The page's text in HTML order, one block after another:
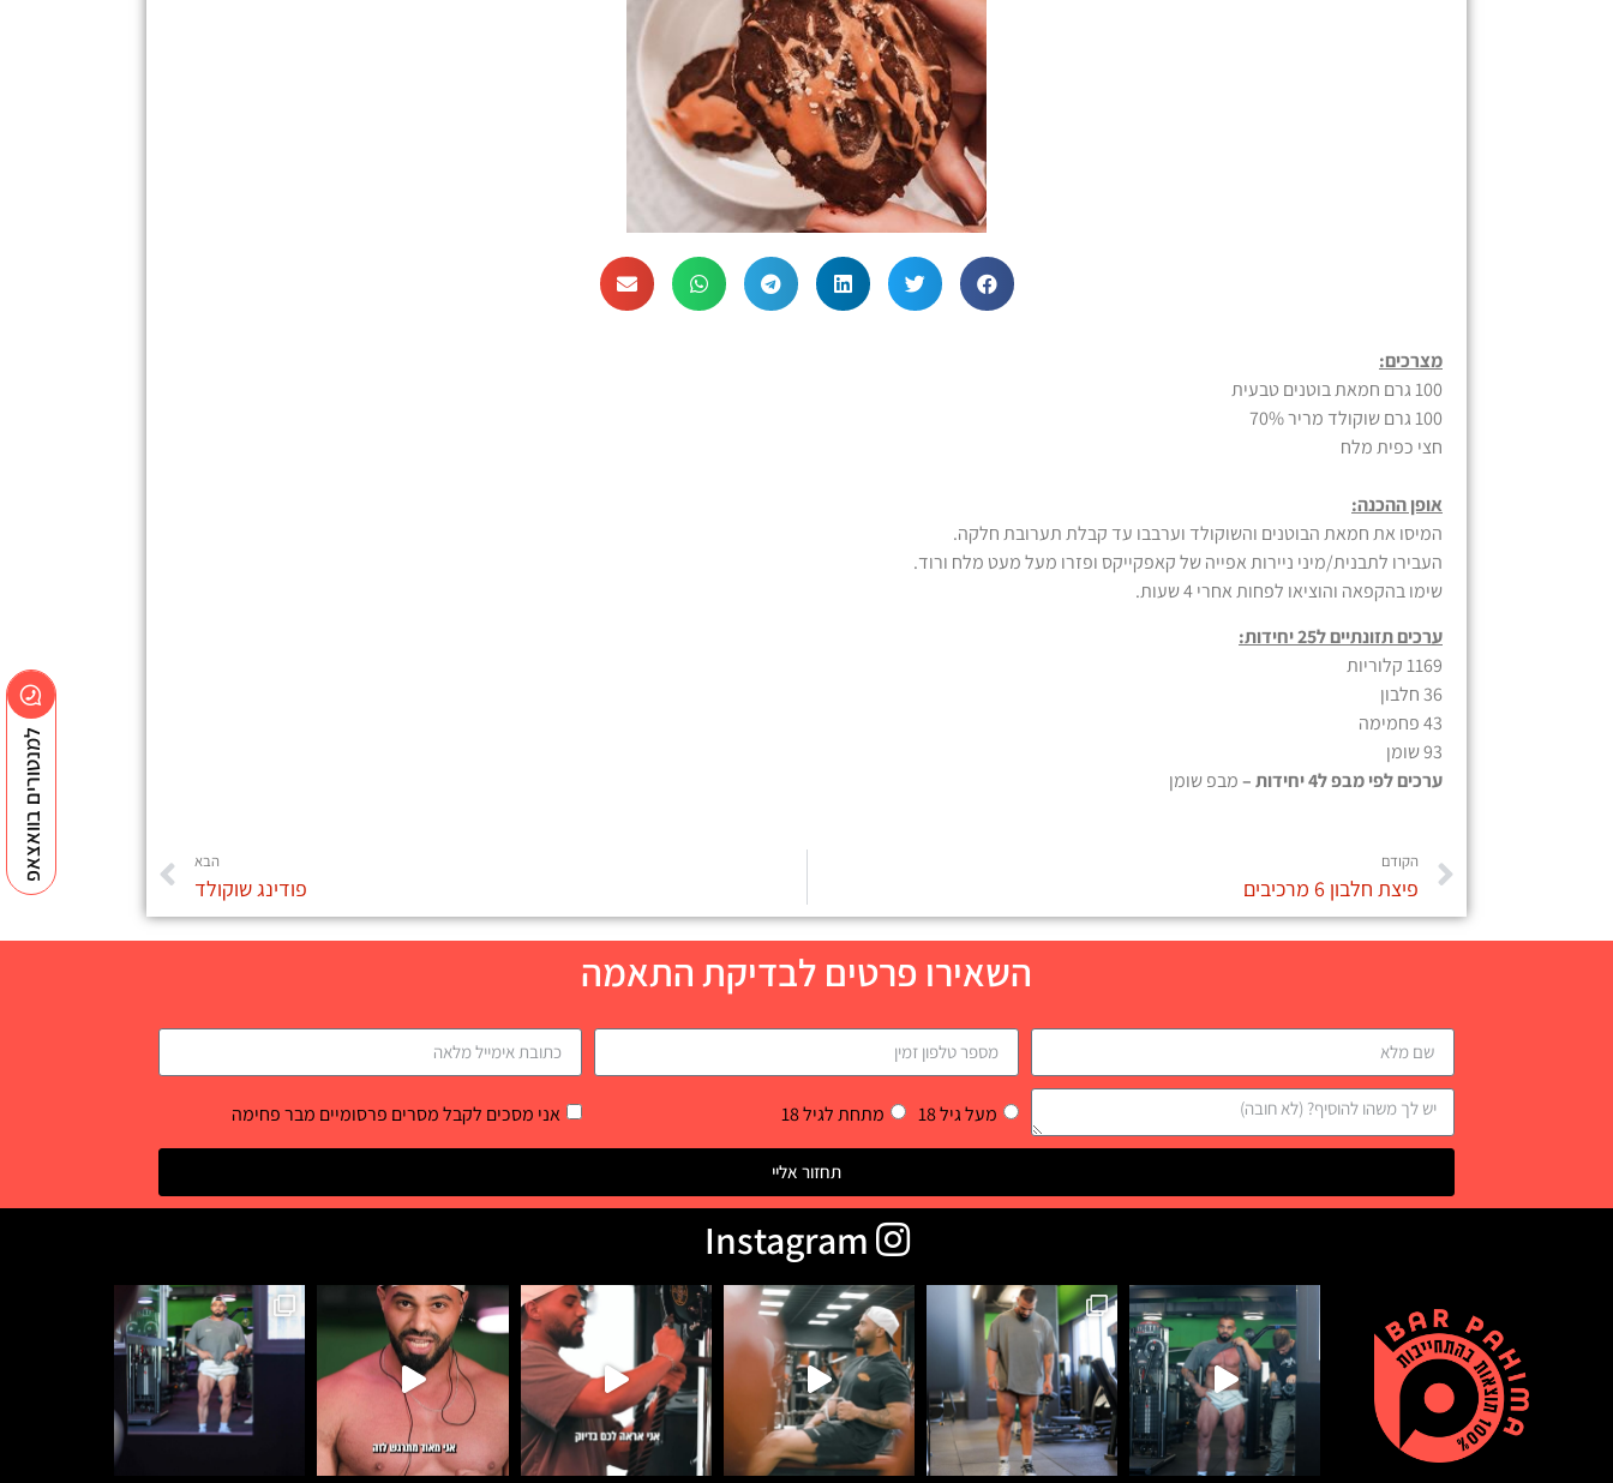
מצרכים:
100 גרם חמאת בוטנים טבעית
100 גרם שוקולד מריר 70%
חצי כפית מלח
אופן ההכנה:
המיסו את חמאת הבוטנים והשוקולד וערבבו עד קבלת תערובת חלקה.
העבירו לתבנית/מיני ניירות אפייה של קאפקייקס ופזרו מעל מעט מלח ורוד.
שימו בהקפאה והוציאו לפחות אחרי 4 שעות.
ערכים תזונתיים ל25 יחידות:
1169 קלוריות
36 חלבון
43 פחמימה
93 שומן
ערכים לפי מבפ ל4 יחידות –
מבפ שומן
הקודם
פיצת חלבון 6 מרכיבים
הבא
פודינג שוקולד
השאירו פרטים לבדיקת התאמה
מעל גיל 18 מתחת לגיל 18 אני מסכים לקבל מסרים פרסומיים מבר פחימה
תחזור אליי
למנטורים בוואצאפ